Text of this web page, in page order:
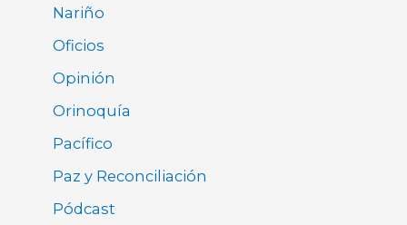
Nariño
Oficios
Opinión
Orinoquía
Pacífico
Paz y Reconciliación
Pódcast